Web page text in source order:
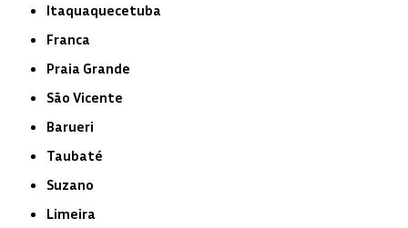
Itaquaquecetuba
Franca
Praia Grande
São Vicente
Barueri
Taubaté
Suzano
Limeira